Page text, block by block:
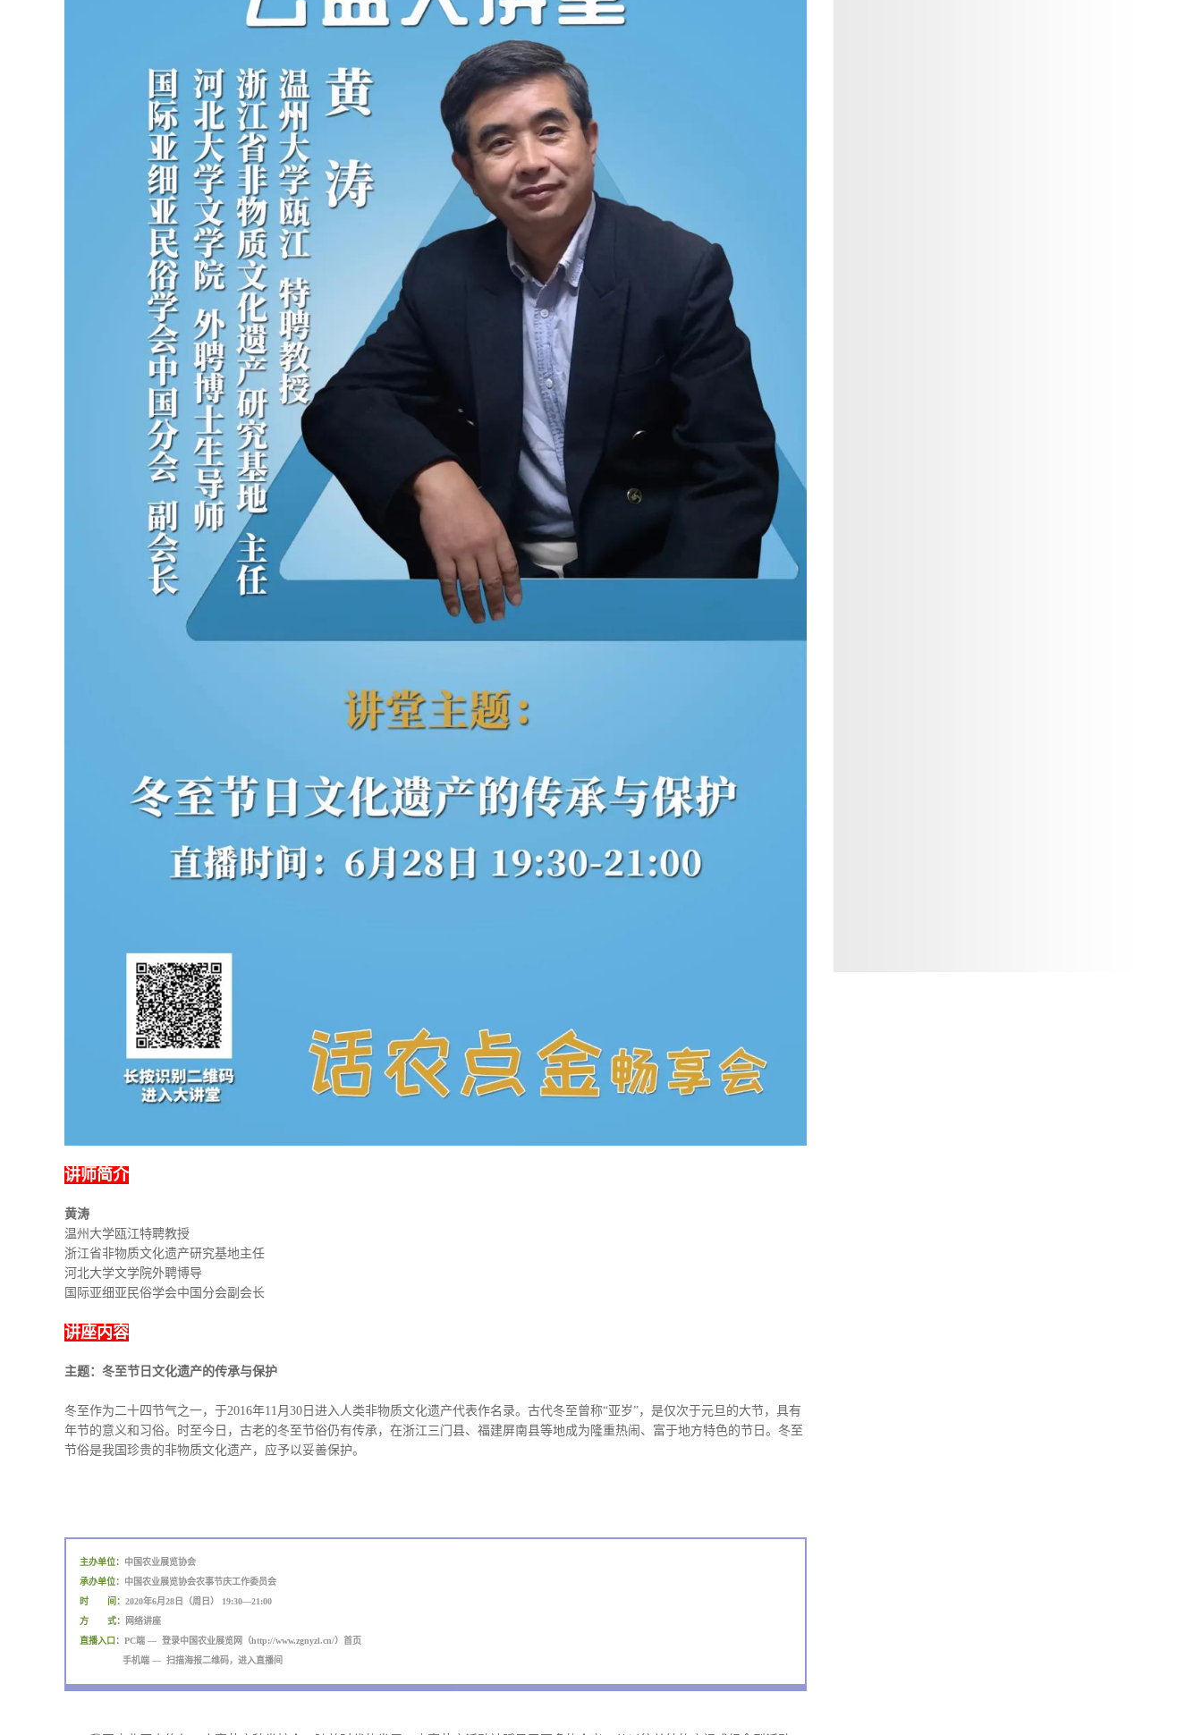
讲师简介
黄涛
温州大学瓯江特聘教授
浙江省非物质文化遗产研究基地主任
河北大学文学院外聘博导
国际亚细亚民俗学会中国分会副会长
讲座内容
主题：冬至节日文化遗产的传承与保护
冬至作为二十四节气之一，于2016年11月30日进入人类非物质文化遗产代表作名录。古代冬至曾称“亚岁”，是仅次于元旦的大节，具有
年节的意义和习俗。时至今日，古老的冬至节俗仍有传承，在浙江三门县、福建屏南县等地成为隆重热闹、富于地方特色的节日。冬至
节俗是我国珍贵的非物质文化遗产，应予以妥善保护。
主办单位： 中国农业展览协会
承办单位： 中国农业展览协会农事节庆工作委员会
时 间： 2020年6月28日（周日） 19:30—21:00
方 式：
网络讲座
直播入口： PC端 — 登录中国农业展览网（http://www.zgnyzl.cn/）首页
手机端 — 扫描海报二维码，进入直播间